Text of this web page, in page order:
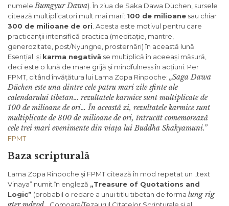
numele Bumgyur Dawa). În ziua de Saka Dawa Düchen, sursele
citează multiplicatori mult mai mari: 100 de milioane sau chiar
300 de milioane de ori . Acesta este motivul pentru care
practicanții intensifică practica (meditație, mantre,
generozitate, post/Nyungne, prosternări) în această lună.
Esențial: și karma negativă se multiplică în aceeași măsură,
deci este o lună de mare grijă și mindfulness în acțiuni. Per
FPMT, citând învățătura lui Lama Zopa Rinpoche: „Saga Dawa
Düchen este una dintre cele patru mari zile sfinte ale
calendarului tibetan… rezultatele karmice sunt multiplicate de
100 de milioane de ori… În această zi, rezultatele karmice sunt
multiplicate de 300 de milioane de ori, întrucât comemorează
cele trei mari evenimente din viața lui Buddha Shakyamuni.”
FPMT
Baza scripturală
Lama Zopa Rinpoche și FPMT citează în mod repetat un „text
Vinaya” numit în engleză „Treasure of Quotations and
Logic” (probabil o redare a unui titlu tibetan de forma lung rig